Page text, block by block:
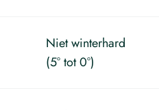
Niet winterhard
(5° tot 0°)